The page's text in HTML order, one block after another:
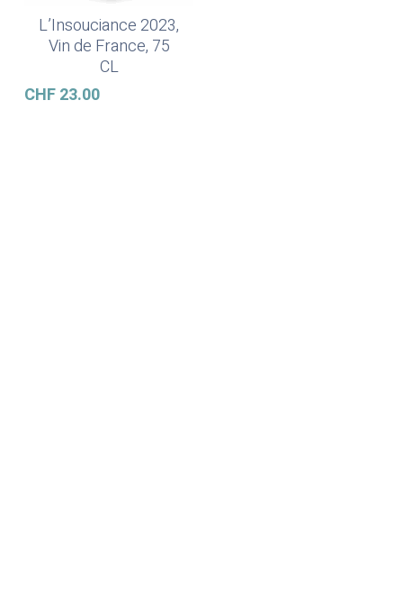
Ajouter Au Panier
L’Insouciance 2023,
Vin de France, 75
CL
CHF23.00